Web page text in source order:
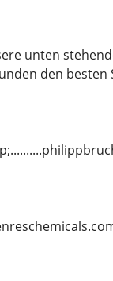
unten
den besten